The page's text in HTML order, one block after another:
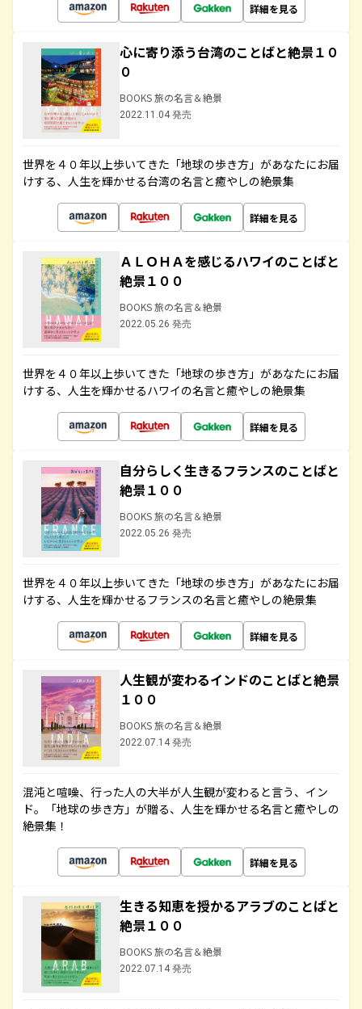
詳細を見る
心に寄り添う台湾のことばと絶景１０
０
BOOKS 旅の名言＆絶景
2022.11.04 発売
世界を４０年以上歩いてきた「地球の歩き方」があなたにお届
けする、人生を輝かせる台湾の名言と癒やしの絶景集
詳細を見る
ＡＬＯＨＡを感じるハワイのことばと
絶景１００
BOOKS 旅の名言＆絶景
2022.05.26 発売
世界を４０年以上歩いてきた「地球の歩き方」があなたにお届
けする、人生を輝かせるハワイの名言と癒やしの絶景集
詳細を見る
自分らしく生きるフランスのことばと
絶景１００
BOOKS 旅の名言＆絶景
2022.05.26 発売
世界を４０年以上歩いてきた「地球の歩き方」があなたにお届
けする、人生を輝かせるフランスの名言と癒やしの絶景集
詳細を見る
人生観が変わるインドのことばと絶景
１００
BOOKS 旅の名言＆絶景
2022.07.14 発売
混沌と喧噪、行った人の大半が人生観が変わると言う、イン
ド。「地球の歩き方」が贈る、人生を輝かせる名言と癒やしの
絶景集！
詳細を見る
生きる知恵を授かるアラブのことばと
絶景１００
BOOKS 旅の名言＆絶景
2022.07.14 発売